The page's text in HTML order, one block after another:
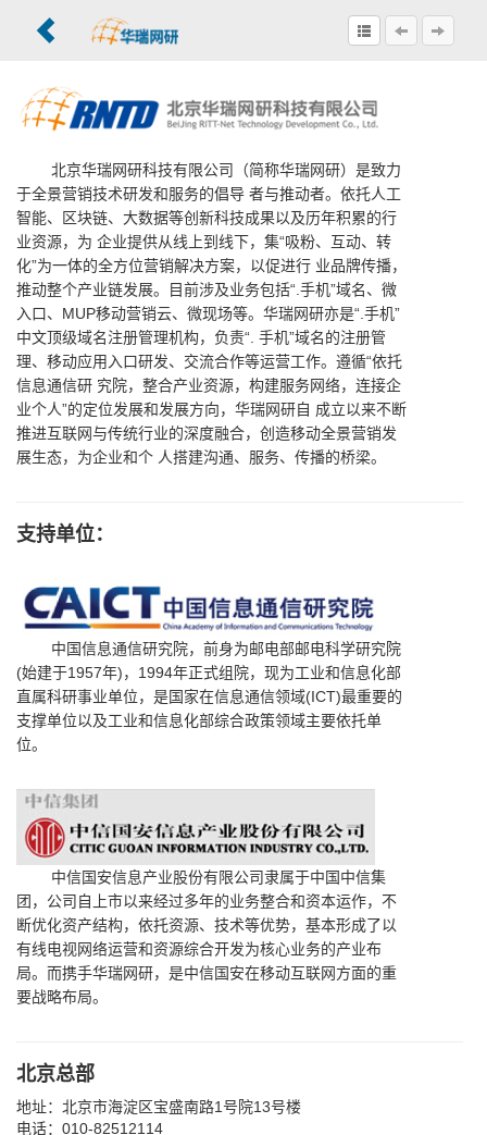
北京华瑞网研科技有限公司（简称华瑞网研）是致力
于全景营销技术研发和服务的倡导 者与推动者。依托人工
智能、区块链、大数据等创新科技成果以及历年积累的行
业资源，为 企业提供从线上到线下，集“吸粉、互动、转
化”为一体的全方位营销解决方案，以促进行 业品牌传播，
推动整个产业链发展。目前涉及业务包括“.手机”域名、微
入口、MUP移动营销云、微现场等。华瑞网研亦是“.手机”
中文顶级域名注册管理机构，负责“. 手机”域名的注册管
理、移动应用入口研发、交流合作等运营工作。遵循“依托
信息通信研 究院，整合产业资源，构建服务网络，连接企
业个人”的定位发展和发展方向，华瑞网研自 成立以来不断
推进互联网与传统行业的深度融合，创造移动全景营销发
展生态，为企业和个 人搭建沟通、服务、传播的桥梁。
支持单位：
中国信息通信研究院，前身为邮电部邮电科学研究院
(始建于1957年)，1994年正式组院，现为工业和信息化部
直属科研事业单位，是国家在信息通信领域(ICT)最重要的
支撑单位以及工业和信息化部综合政策领域主要依托单
位。
中信国安信息产业股份有限公司隶属于中国中信集
团，公司自上市以来经过多年的业务整合和资本运作，不
断优化资产结构，依托资源、技术等优势，基本形成了以
有线电视网络运营和资源综合开发为核心业务的产业布
局。而携手华瑞网研，是中信国安在移动互联网方面的重
要战略布局。
北京总部
地址：北京市海淀区宝盛南路1号院13号楼
电话：010-82512114